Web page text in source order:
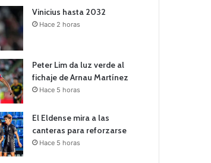
Vinicius hasta 2032
Hace 2 horas
Peter Lim da luz verde al
fichaje de Arnau Martínez
Hace 5 horas
El Eldense mira a las
canteras para reforzarse
Hace 5 horas